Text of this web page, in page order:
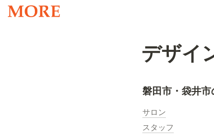
デザイ
磐田市・袋井市
サロン
スタッフ